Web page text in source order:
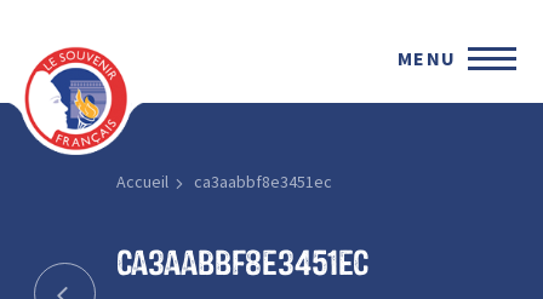
MENU
Accueil ca3aabbf8e3451ec
ca3aabbf8e3451ec